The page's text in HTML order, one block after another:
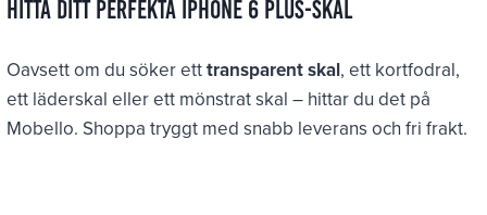
Hitta ditt perfekta iPhone 6 Plus-skal
Oavsett om du söker etttransparent skal, ett kortfodral,
ett läderskal eller ett mönstrat skal – hittar du det på
Mobello. Shoppa tryggt med snabb leverans och fri frakt.